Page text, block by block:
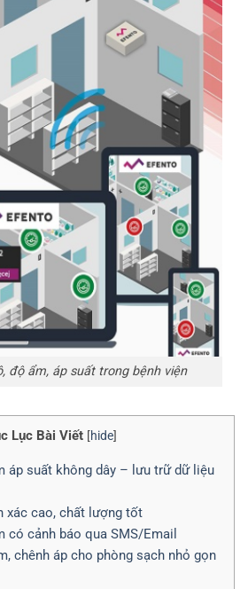
độ ẩm, áp suất trong bệnh viện
Lục Bài Viết [hide]
áp suất không dây – lưu trữ dữ liệu
xác cao, chất lượng tốt
có cảnh báo qua SMS/Email
chênh áp cho phòng sạch nhỏ gọn